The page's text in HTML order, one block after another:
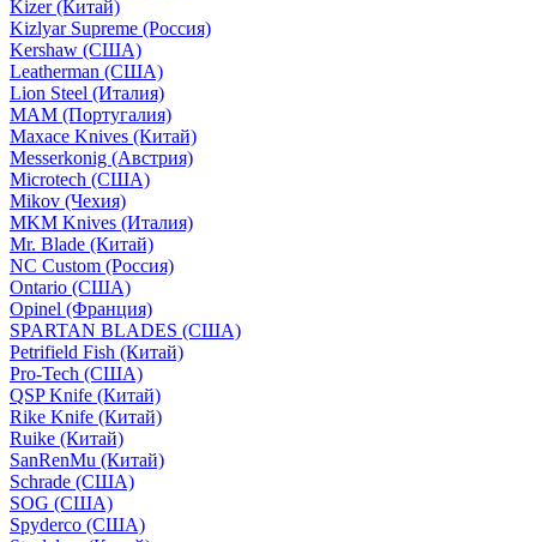
Kizer (Китай)
Kizlyar Supreme (Россия)
Kershaw (США)
Leatherman (США)
Lion Steel (Италия)
MAM (Португалия)
Maxace Knives (Китай)
Messerkonig (Австрия)
Microtech (США)
Mikov (Чехия)
MKM Knives (Италия)
Mr. Blade (Китай)
NC Custom (Россия)
Ontario (США)
Opinel (Франция)
SPARTAN BLADES (США)
Petrifield Fish (Китай)
Pro-Tech (США)
QSP Knife (Китай)
Rike Knife (Китай)
Ruike (Китай)
SanRenMu (Китай)
Schrade (США)
SOG (США)
Spyderco (США)